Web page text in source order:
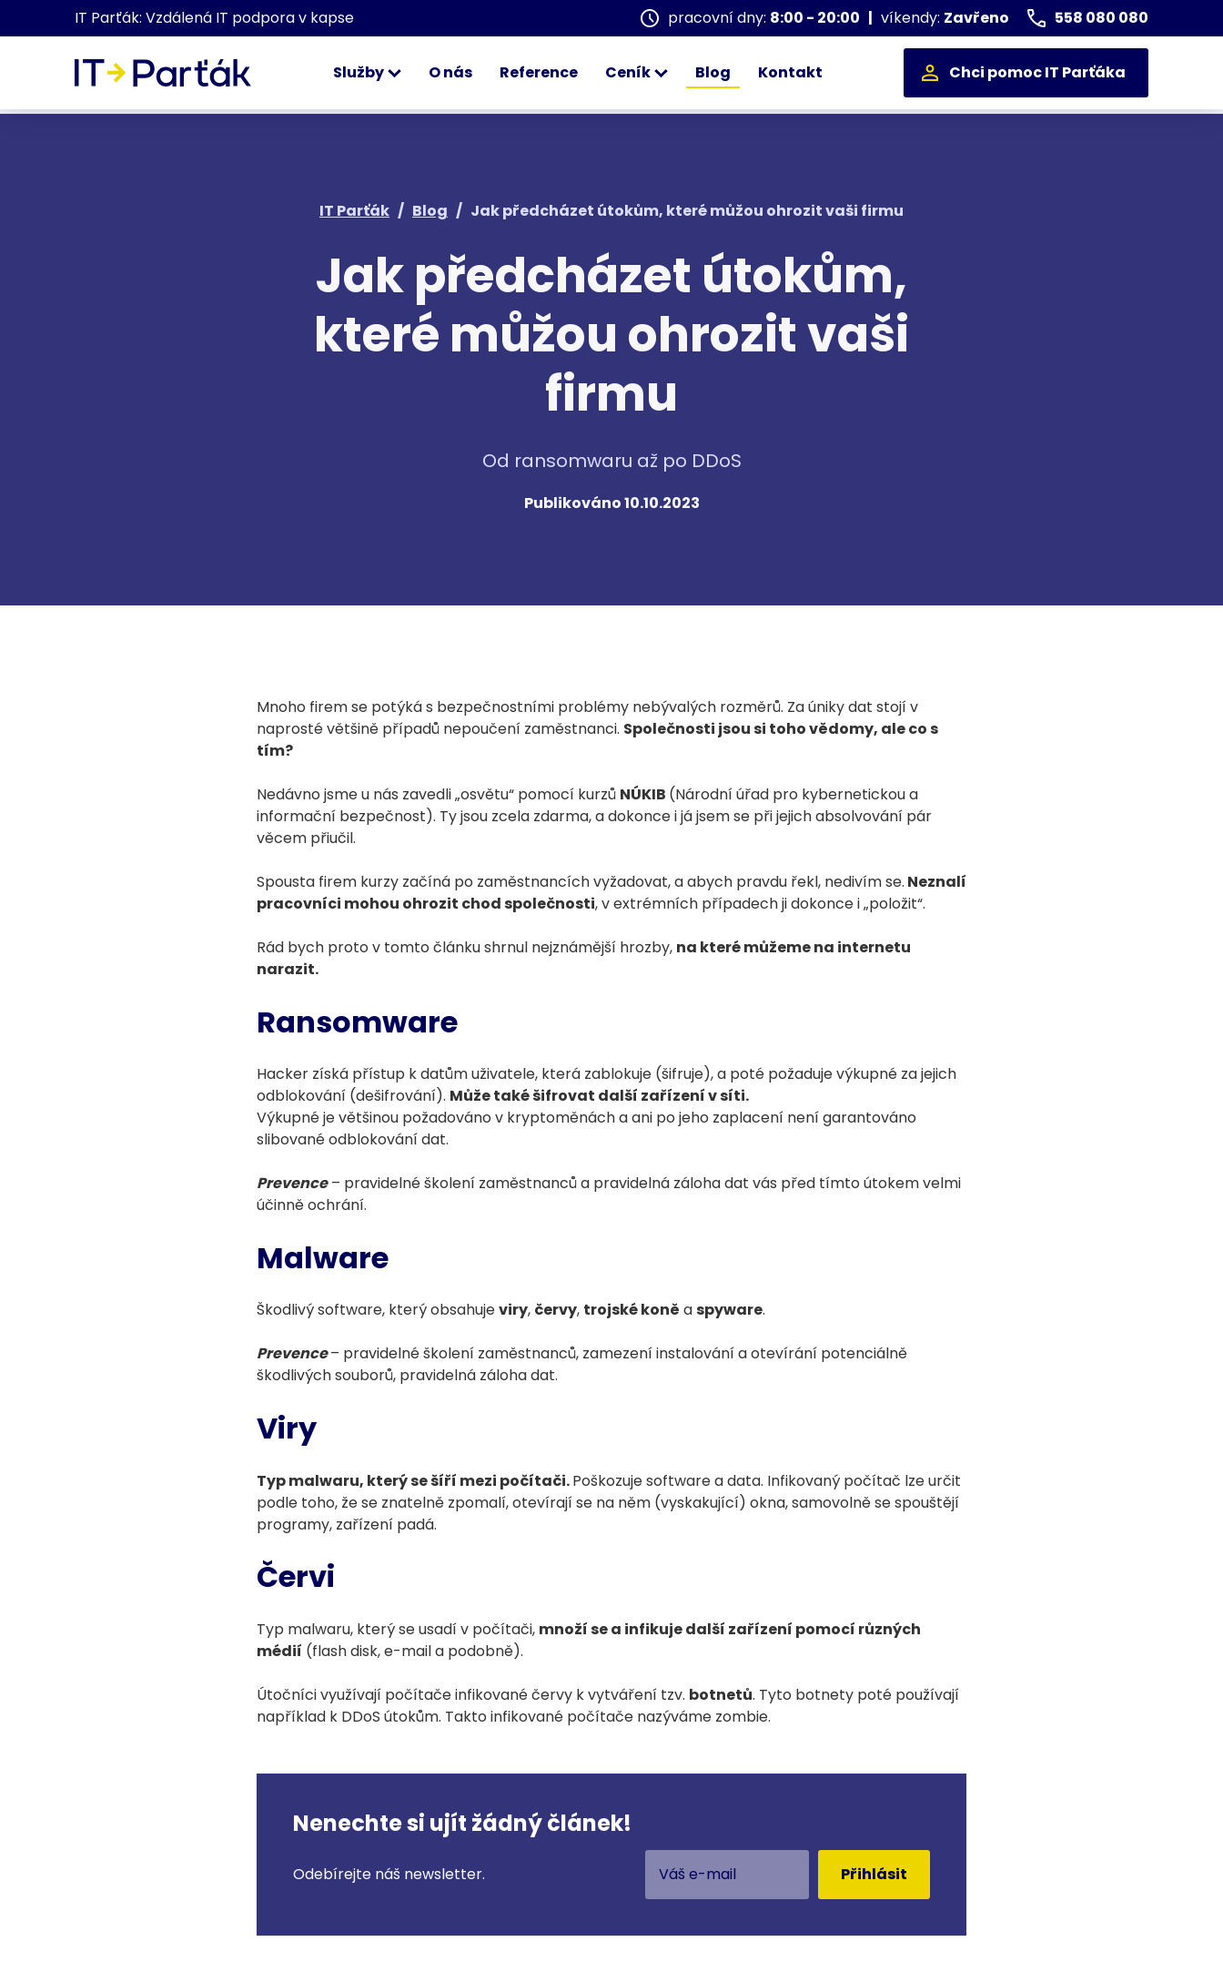
IT Parťák: Vzdálená IT podpora v kapse pracovní dny: 8:00 - 20:00 | víkendy: Zavřeno 558 080 080
Služby O nás Reference Ceník Blog Kontakt Chci pomoc IT Parťáka
IT Parťák / Blog / Jak předcházet útokům, které můžou ohrozit vaši firmu
Jak předcházet útokům,
které můžou ohrozit vaši
firmu
Od ransomwaru až po DDoS
Publikováno 10.10.2023
Mnoho firem se potýká s bezpečnostními problémy nebývalých rozměrů. Za úniky dat stojí v
naprosté většině případů nepoučení zaměstnanci. Společnosti jsou si toho vědomy, ale co s
tím?
Nedávno jsme u nás zavedli „osvětu“ pomocí kurzů NÚKIB (Národní úřad pro kybernetickou a
informační bezpečnost). Ty jsou zcela zdarma, a dokonce i já jsem se při jejich absolvování pár
věcem přiučil.
Spousta firem kurzy začíná po zaměstnancích vyžadovat, a abych pravdu řekl, nedivím se. Neznalí
pracovníci mohou ohrozit chod společnosti, v extrémních případech ji dokonce i „položit“.
Rád bych proto v tomto článku shrnul nejznámější hrozby, na které můžeme na internetu
narazit.
Ransomware
Hacker získá přístup k datům uživatele, která zablokuje (šifruje), a poté požaduje výkupné za jejich
odblokování (dešifrování). Může také šifrovat další zařízení v síti.
Výkupné je většinou požadováno v kryptoměnách a ani po jeho zaplacení není garantováno
slibované odblokování dat.
Prevence– pravidelné školení zaměstnanců a pravidelná záloha dat vás před tímto útokem velmi
účinně ochrání.
Malware
Škodlivý software, který obsahujeviry, červy, trojské koně aspyware.
Prevence– pravidelné školení zaměstnanců, zamezení instalování a otevírání potenciálně
škodlivých souborů, pravidelná záloha dat.
Viry
Typ malwaru, který se šíří mezi počítači.Poškozuje software a data. Infikovaný počítač lze určit
podle toho, že se znatelně zpomalí, otevírají se na něm (vyskakující) okna, samovolně se spouštějí
programy, zařízení padá.
Červi
Typ malwaru, který se usadí v počítači, množí se a infikuje další zařízení pomocí různých
médií (flash disk, e-mail a podobně).
Útočníci využívají počítače infikované červy k vytváření tzv. botnetů. Tyto botnety poté používají
například k DDoS útokům. Takto infikované počítače nazýváme zombie.
Nenechte si ujít žádný článek!
Odebírejte náš newsletter. Přihlásit